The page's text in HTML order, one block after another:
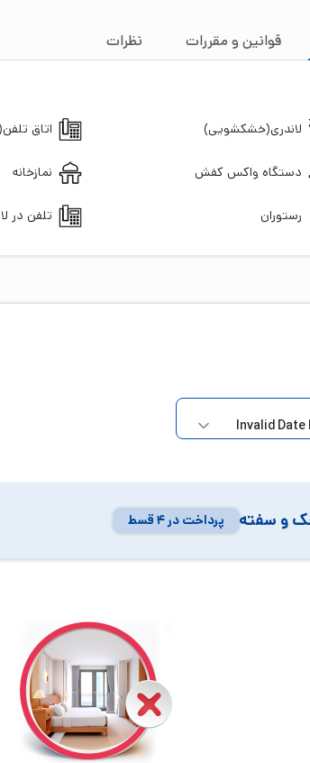
قوانین و مقررات نظرات
لاندری(خشکشویی)
دستگاه واکس کفش
رستوران
اتاق
نمازخانه
تلفن در
و سفته پرداخت در ۴ قسط